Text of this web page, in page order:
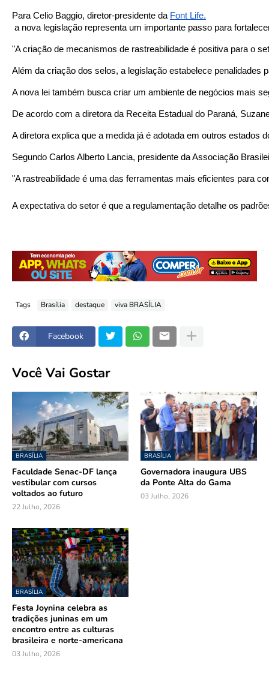
Para Celio Baggio, diretor-presidente da Font Life,
a nova legislação representa um importante passo para
"A criação de mecanismos de rastreabilidade é positiva para o
Além da criação dos selos, a legislação estabelece
A nova lei também busca criar um ambiente de negócios mais
De acordo com a diretora da Receita Estadual do Paraná,
A diretora explica que a medida já é adotada em outros estados
Segundo Carlos Alberto Lancia, presidente da Associação
"A rastreabilidade é uma das ferramentas mais eficientes para
A expectativa do setor é que a regulamentação detalhe os
Tags Brasília destaque viva BRASÍLIA
Facebook
Você Vai Gostar
BRASÍLIA
Faculdade Senac-DF lança
vestibular com cursos
voltados ao futuro
22 Julho, 2026
BRASÍLIA
Governadora inaugura UBS
da Ponte Alta do Gama
03 Julho, 2026
BRASÍLIA
Festa Joynina celebra as
tradições juninas em um
encontro entre as culturas
brasileira e norte-americana
03 Julho, 2026